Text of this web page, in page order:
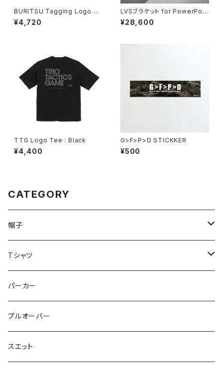
BURITSU Tagging Logo Te
e : Gray
¥4,720
LVSブラケット for PowerPole
MOVE PV Short
¥28,600
TTG Logo Tee : Black
¥4,400
G>F>P>D STICKKER
¥500
CATEGORY
帽子
ハット
キャップ
Tシャツ
VIBES
Tagging Logo
GIJIE FISHERMAN
パーカー
プルオーバー
スエット